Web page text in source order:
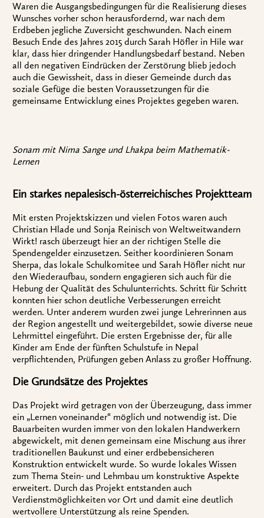
Waren die Ausgangsbedingungen für die Realisierung dieses
Wunsches vorher schon herausfordernd, war nach dem
Erdbeben jegliche Zuversicht geschwunden. Nach einem
Besuch Ende des Jahres 2015 durch Sarah Höfler in Hile war
klar, dass hier dringender Handlungsbedarf bestand. Neben
all den negativen Eindrücken der Zerstörung blieb jedoch
auch die Gewissheit, dass in dieser Gemeinde durch das
soziale Gefüge die besten Voraussetzungen für die
gemeinsame Entwicklung eines Projektes gegeben waren.
Sonam mit Nima Sange und Lhakpa beim Mathematik-
Lernen
Ein starkes nepalesisch-österreichisches Projektteam
Mit ersten Projektskizzen und vielen Fotos waren auch
Christian Hlade und Sonja Reinisch von Weltweitwandern
Wirkt! rasch überzeugt hier an der richtigen Stelle die
Spendengelder einzusetzen. Seither koordinieren Sonam
Sherpa, das lokale Schulkomitee und Sarah Höfler nicht nur
den Wiederaufbau, sondern engagieren sich auch für die
Hebung der Qualität des Schulunterrichts. Schritt für Schritt
konnten hier schon deutliche Verbesserungen erreicht
werden. Unter anderem wurden zwei junge Lehrerinnen aus
der Region angestellt und weitergebildet, sowie diverse neue
Lehrmittel eingeführt. Die ersten Ergebnisse der, für alle
Kinder am Ende der fünften Schulstufe in Nepal
verpflichtenden, Prüfungen geben Anlass zu großer Hoffnung.
Die Grundsätze des Projektes
Das Projekt wird getragen von der Überzeugung, dass immer
ein „Lernen voneinander“ möglich und notwendig ist. Die
Bauarbeiten wurden immer von den lokalen Handwerkern
abgewickelt, mit denen gemeinsam eine Mischung aus ihrer
traditionellen Baukunst und einer erdbebensicheren
Konstruktion entwickelt wurde. So wurde lokales Wissen
zum Thema Stein- und Lehmbau um konstruktive Aspekte
erweitert. Durch das Projekt entstanden auch
Verdienstmöglichkeiten vor Ort und damit eine deutlich
wertvollere Unterstützung als reine Spenden.